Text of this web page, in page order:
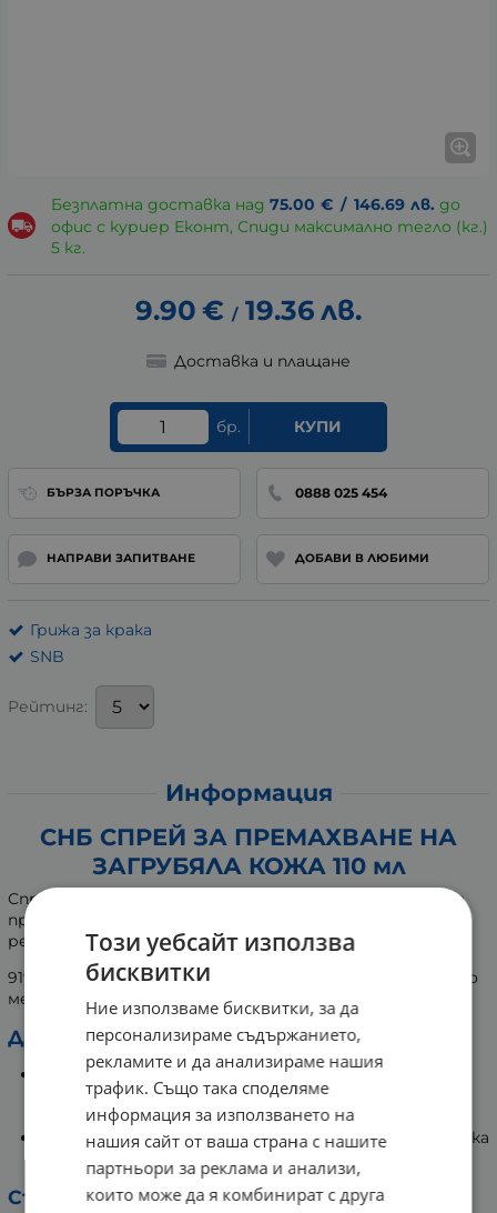
Безплатна доставка над 75.00 € / 146.69 лв. до
офис с куриер Еконт, Спиди максимално тегло (кг.)
5 кг.
9.90 € / 19.36 лв.
Доставка и плащане
бр. КУПИ
БЪРЗА ПОРЪЧКА 0888 025 454
НАПРАВИ ЗАПИТВАНЕ ДОБАВИ В ЛЮБИМИ
Грижа за крака
SNB
Рейтинг:
Информация
СНБ СПРЕЙ ЗА ПРЕМАХВАНЕ НА
ЗАГРУБЯЛА КОЖА 110 мл
Спреят SNB омекотява загрубялата кожа и улеснява
премахването й, като задейства естествените
регенеративни процеси на кожата.
91% от съставките са с натурален произход, съгласно
международен стандарт ISO 16128.
Действие на активните съставки:
Чай от липа - Тонизира и успокоява кожата.
Съдейства за заздравяването й като допълва
действието на включените глицерин и урея.
Масла от евкалипт и лавандула, екстракт от лайка
- спомагат за задържане на влагата в кожата.
Състав:
Този уебсайт използва
бисквитки
Ние използваме бисквитки, за да
персонализираме съдържанието,
рекламите и да анализираме нашия
трафик. Също така споделяме
информация за използването на
нашия сайт от ваша страна с нашите
партньори за реклама и анализи,
които може да я комбинират с друга